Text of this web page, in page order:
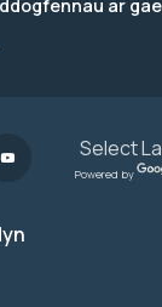
ar
Powered by